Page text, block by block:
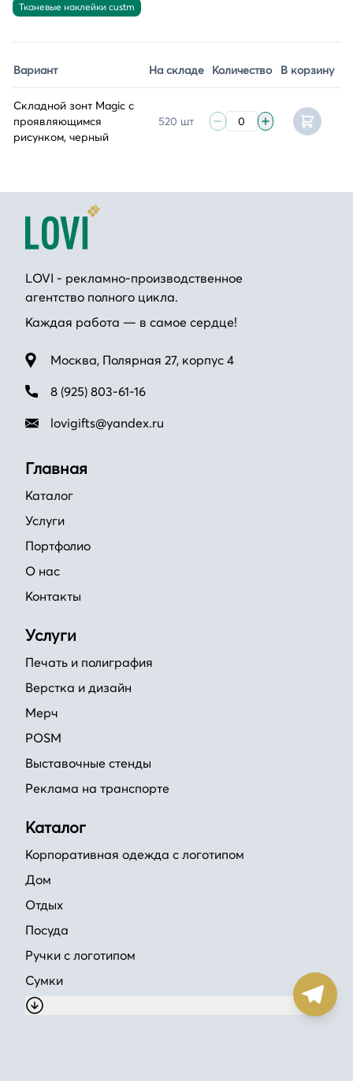
Тканевые наклейки custm
Вариант На складе Количество В корзину
Складной зонт Magic с
проявляющимся
рисунком, черный
520 шт
LOVI - рекламно-производственное
агентство полного цикла.
Каждая работа — в самое сердце!
Москва, Полярная 27, корпус 4
8 (925) 803-61-16
lovigifts@yandex.ru
Главная
Каталог
Услуги
Портфолио
О нас
Контакты
Услуги
Печать и полиграфия
Верстка и дизайн
Мерч
POSM
Выставочные стенды
Реклама на транспорте
Каталог
Корпоративная одежда с логотипом
Дом
Отдых
Посуда
Ручки с логотипом
Сумки